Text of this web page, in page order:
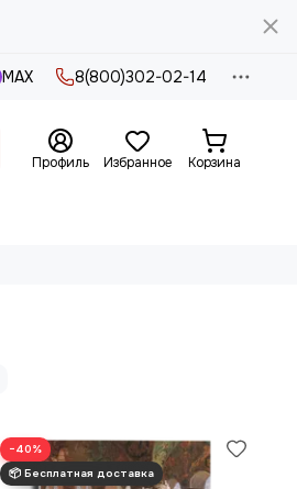
MAX 8(800)302-02-14
Профиль Избранное Корзина
−40%